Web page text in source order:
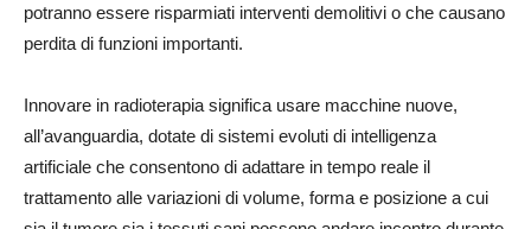
potranno essere risparmiati interventi demolitivi o che causano
perdita di funzioni importanti.
Innovare in radioterapia significa usare macchine nuove,
all’avanguardia, dotate di sistemi evoluti di intelligenza
artificiale che consentono di adattare in tempo reale il
trattamento alle variazioni di volume, forma e posizione a cui